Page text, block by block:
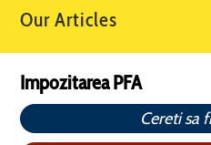
Our Articles
Impozitarea PFA
Cereti sa